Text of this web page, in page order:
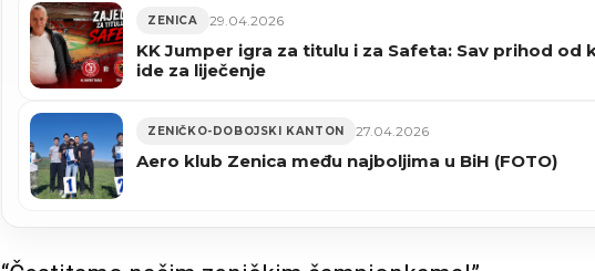
ZENICA 29.04.2026
KK Jumper igra za titulu i za Safeta: Sav prihod od
ide za liječenje
ZENIČKO-DOBOJSKI KANTON 27.04.2026
Aero klub Zenica među najboljima u BiH (FOTO)